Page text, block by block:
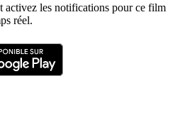
activez les notifications pour ce film
réel.